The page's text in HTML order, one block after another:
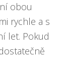
obou
rychle a s
let. Pokud